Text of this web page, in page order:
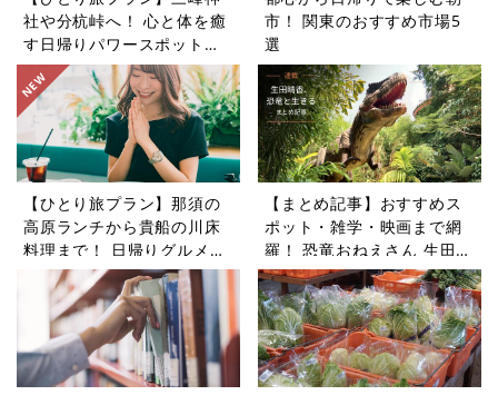
社や分杭峠へ！ 心と体を癒
す日帰りパワースポットツ
アー5選
市！ 関東のおすすめ市場5
選
【ひとり旅プラン】那須の
高原ランチから貴船の川床
料理まで！ 日帰りグルメ旅
5選
【まとめ記事】おすすめス
ポット・雑学・映画まで網
羅！ 恐竜おねえさん 生田晴
香の恐竜コラム9選